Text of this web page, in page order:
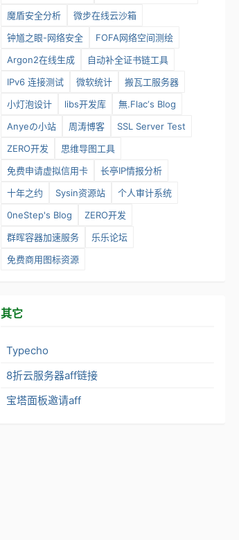
魔盾安全分析
微步在线云沙箱
钟馗之眼-网络安全
FOFA网络空间测绘
Argon2在线生成
自动补全证书链工具
IPv6 连接测试
微软统计
搬瓦工服务器
小灯泡设计
libs开发库
無.Flac‘s Blog
Anyeの小站
周涛博客
SSL Server Test
ZERO开发
思维导图工具
免费申请虚拟信用卡
长亭IP情报分析
十年之约
Sysin资源站
个人审计系统
0neStep's Blog
ZERO开发
群晖容器加速服务
乐乐论坛
免费商用图标资源
其它
Typecho
8折云服务器aff链接
宝塔面板邀请aff